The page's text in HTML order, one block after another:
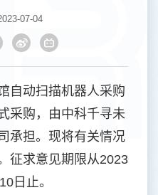
07-04
自动扫描机器人采购
采购，由中科千寻未
承担。现将有关情况
征求意见期限从2023
日止。